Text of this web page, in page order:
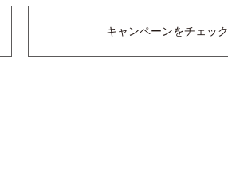
キャンペーンをチェック